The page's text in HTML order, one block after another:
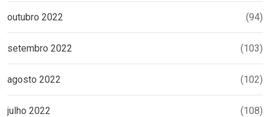
outubro 2022 (94)
setembro 2022 (103)
agosto 2022 (102)
julho 2022 (108)